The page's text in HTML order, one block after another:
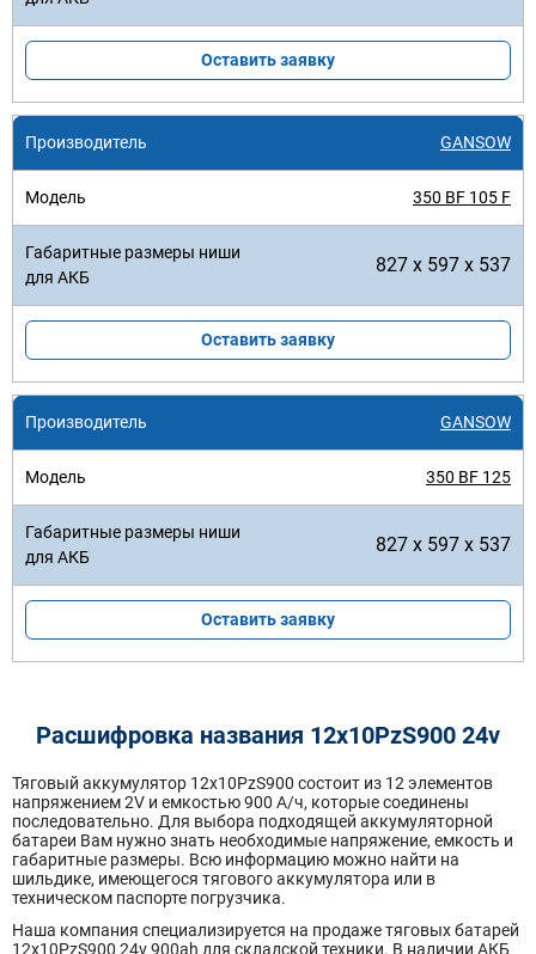
Оставить заявку
GANSOW
350 BF 105 F
827 x 597 x 537
Оставить заявку
GANSOW
350 BF 125
827 x 597 x 537
Оставить заявку
Расшифровка названия 12х10PzS900 24v
Тяговый аккумулятор 12x10PzS900 состоит из 12 элементов
напряжением 2V и емкостью 900 А/ч, которые соединены
последовательно. Для выбора подходящей аккумуляторной
батареи Вам нужно знать необходимые напряжение, емкость и
габаритные размеры. Всю информацию можно найти на
шильдике, имеющегося тягового аккумулятора или в
техническом паспорте погрузчика.
Наша компания специализируется на продаже тяговых батарей
12х10PzS900 24v 900ah для складской техники. В наличии АКБ